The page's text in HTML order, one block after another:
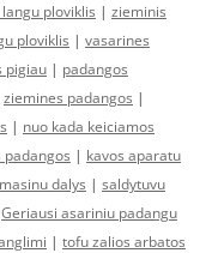
ploviklis | zieminis
ploviklis | vasarines
pigiau | padangos
ziemines padangos |
| nuo kada keiciamos
| kavos aparatu
dalys | saldytuvu
Geriausi asariniu padangu
| tofu zalios arbatos